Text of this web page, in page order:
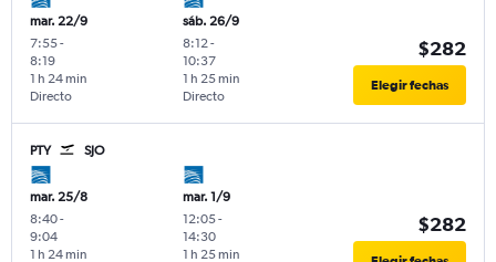
mar. 22/9
7:55-
8:19
Directo
1 h 24 min
sáb. 26/9
8:12-
10:37
Directo
1 h 25 min
$282
Elegir fechas
PTY SJO
mar. 25/8
8:40-
9:04
1 h 24 min
mar. 1/9
12:05-
14:30
1 h 25 min
$282